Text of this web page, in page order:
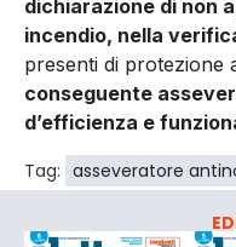
dichiarazione di non
incendio, nella
presenti di protezione
conseguente
d’efficienza e
Tag: asseveratore